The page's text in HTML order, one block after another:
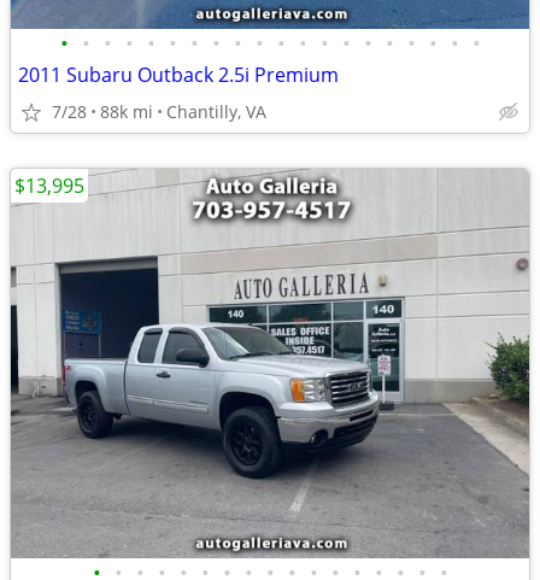
• • • • • • • • • • • • • • • • • • • •
2011 Subaru Outback 2.5i Premium
7/28 88k mi Chantilly, VA
• • • • • • • • • • • • • • • • •
$13,995